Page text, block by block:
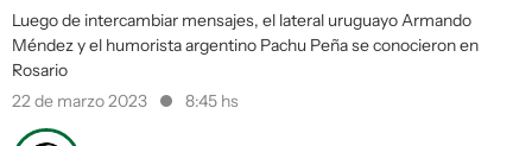
Luego de intercambiar mensajes, el lateral uruguayo Armando
Méndez y el humorista argentino Pachu Peña se conocieron en
Rosario
22 de marzo 2023
8:45 hs